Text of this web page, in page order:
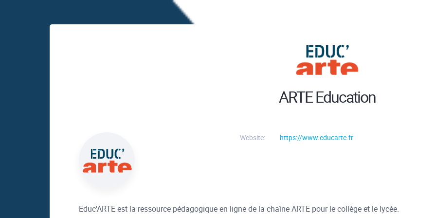
ARTE Education
Website: https://www.educarte.fr
Educ'ARTE est la ressource pédagogique en ligne de la chaîne ARTE pour le collège et le lycée.